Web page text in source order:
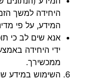
היחידה למשך
המידע, על פי
אנא שים לב כי
ידי היחידה
ממכשירך.
השימוש במידע